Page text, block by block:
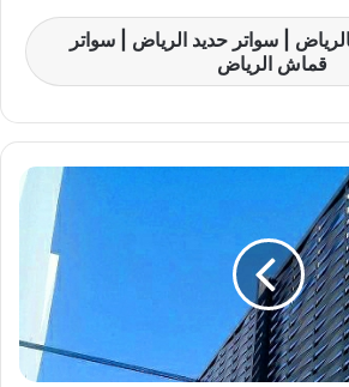
k
e
dI
n
p
y
Li
n
k
er
e
st
at
s
A
p
p
ar
e
| سواتر حديد الرياض | سواتر
قماش الرياض